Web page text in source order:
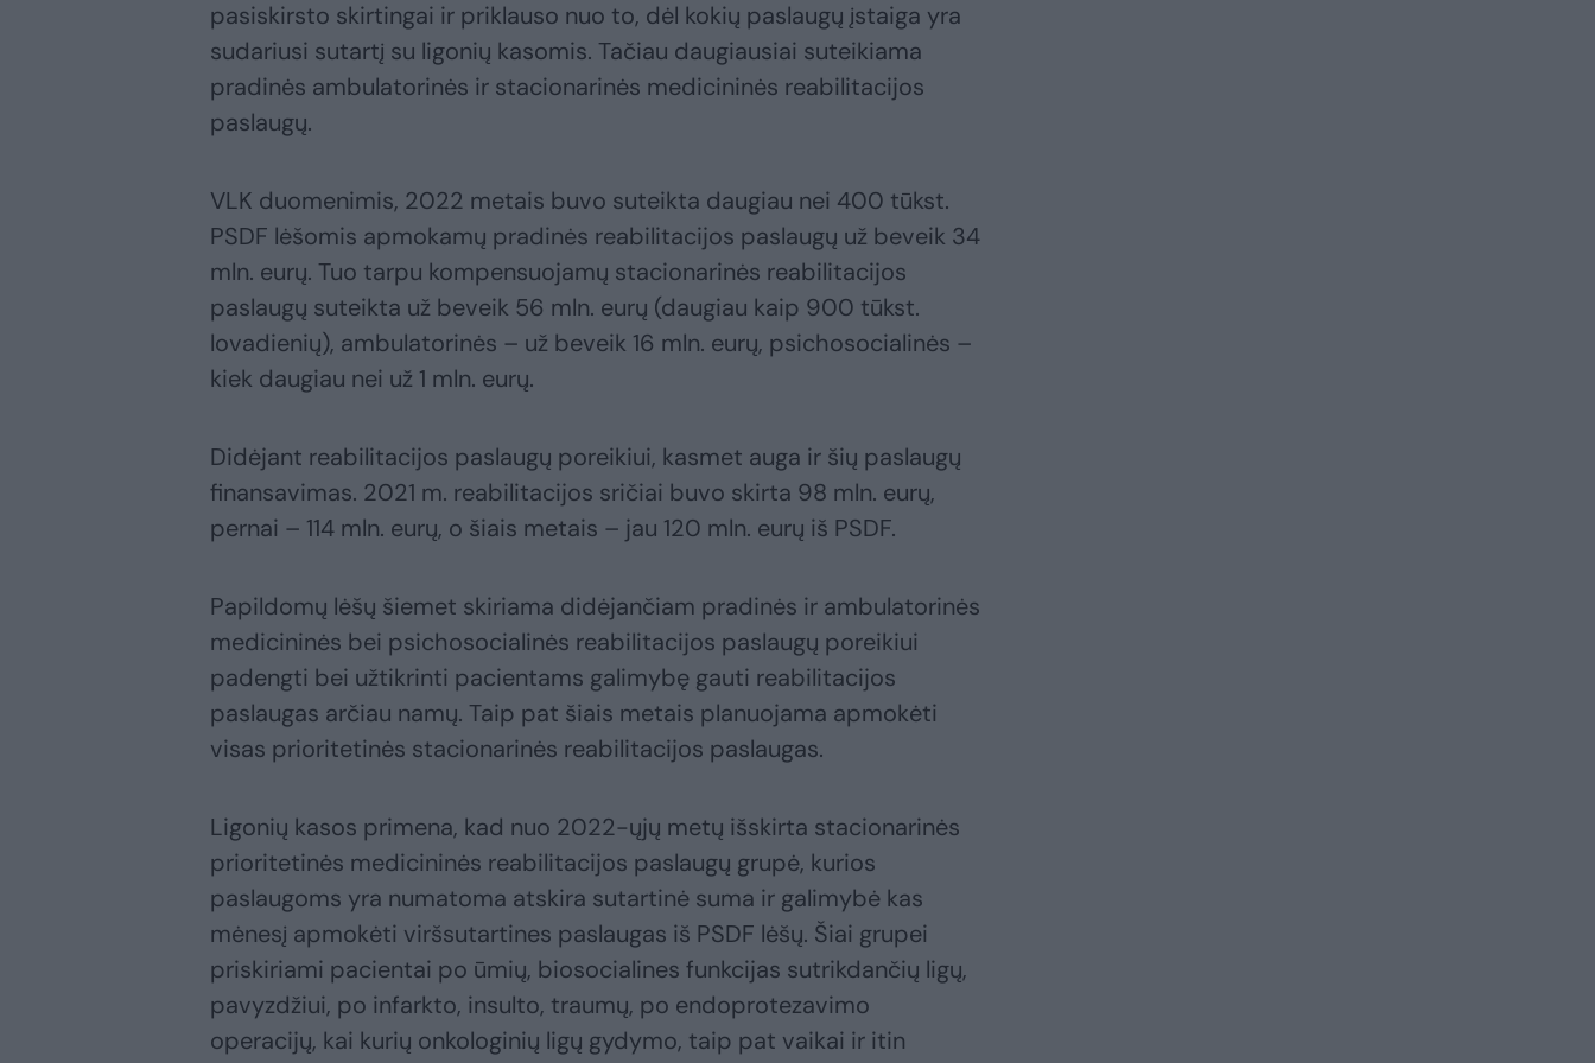
pasiskirsto skirtingai ir priklauso nuo to, dėl kokių paslaugų įstaiga yra
sudariusi sutartį su ligonių kasomis. Tačiau daugiausiai suteikiama
pradinės ambulatorinės ir stacionarinės medicininės reabilitacijos
paslaugų.
VLK duomenimis, 2022 metais buvo suteikta daugiau nei 400 tūkst.
PSDF lėšomis apmokamų pradinės reabilitacijos paslaugų už beveik 34
mln. eurų. Tuo tarpu kompensuojamų stacionarinės reabilitacijos
paslaugų suteikta už beveik 56 mln. eurų (daugiau kaip 900 tūkst.
lovadienių), ambulatorinės – už beveik 16 mln. eurų, psichosocialinės –
kiek daugiau nei už 1 mln. eurų.
Didėjant reabilitacijos paslaugų poreikiui, kasmet auga ir šių paslaugų
finansavimas. 2021 m. reabilitacijos sričiai buvo skirta 98 mln. eurų,
pernai – 114 mln. eurų, o šiais metais – jau 120 mln. eurų iš PSDF.
Papildomų lėšų šiemet skiriama didėjančiam pradinės ir ambulatorinės
medicininės bei psichosocialinės reabilitacijos paslaugų poreikiui
padengti bei užtikrinti pacientams galimybę gauti reabilitacijos
paslaugas arčiau namų. Taip pat šiais metais planuojama apmokėti
visas prioritetinės stacionarinės reabilitacijos paslaugas.
Ligonių kasos primena, kad nuo 2022-ųjų metų išskirta stacionarinės
prioritetinės medicininės reabilitacijos paslaugų grupė, kurios
paslaugoms yra numatoma atskira sutartinė suma ir galimybė kas
mėnesį apmokėti viršsutartines paslaugas iš PSDF lėšų. Šiai grupei
priskiriami pacientai po ūmių, biosocialines funkcijas sutrikdančių ligų,
pavyzdžiui, po infarkto, insulto, traumų, po endoprotezavimo
operacijų, kai kurių onkologinių ligų gydymo, taip pat vaikai ir itin